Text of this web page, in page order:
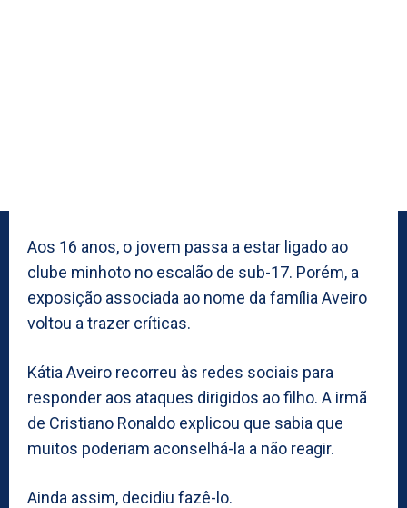
Aos 16 anos, o jovem passa a estar ligado ao
clube minhoto no escalão de sub-17. Porém, a
exposição associada ao nome da família Aveiro
voltou a trazer críticas.
Kátia Aveiro recorreu às redes sociais para
responder aos ataques dirigidos ao filho. A irmã
de Cristiano Ronaldo explicou que sabia que
muitos poderiam aconselhá-la a não reagir.
Ainda assim, decidiu fazê-lo.